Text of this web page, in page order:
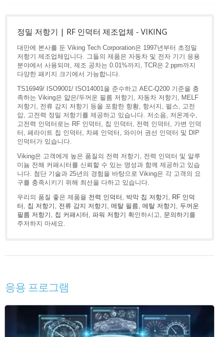
정밀 저항기 | RF 인덕터 제조업체 - VIKING
대만에 본사를 둔 Viking Tech Corporation은 1997년부터 초정밀
저항기 제조업체입니다. 그들의 제품은 자동차 및 전자 기기 응용
분야에서 사용되며, 제조 공차는 0.01%까지, TCR은 2 ppm까지
다양한 패키지 크기에서 가능합니다.
TS16949/ ISO9001/ ISO14001을 준수하고 AEC-Q200 기준을 충
족하는 Viking은 얇은/두꺼운 필름 저항기, 자동차 저항기, MELF
저항기, 전류 감지 저항기 등을 포함한 항황, 항서지, 펄스, 고전
압, 고전력 정밀 저항기를 제공하고 있습니다. 저소음, 저온계수,
고전력 인덕터로는 RF 인덕터, 칩 인덕터, 전력 인덕터, 가변 인덕
터, 페라이트 칩 인덕터, 차폐 인덕터, 와이어 권선 인덕터 및 DIP
인덕터가 있습니다.
Viking은 고객에게 높은 품질의 전력 저항기, 전력 인덕터 및 알루
미늄 전해 커패시터를 신뢰할 수 있는 명성과 함께 제공하고 있습
니다. 첨단 기술과 25년의 경험을 바탕으로 Viking은 각 고객의 요
구를 충족시키기 위해 최선을 다하고 있습니다.
우리의 품질 좋은 제품을 전력 인덕터 , 박막 칩 저항기 , RF 인덕
터 , 칩 저항기 , 전류 감지 저항기 , 메탈 필름, 메탈 저항기 , 두꺼운
필름 저항기 , 칩 커패시터 , 파워 저항기 확인하시고, 문의하기 를
주저하지 마세요.
응용 프로그램